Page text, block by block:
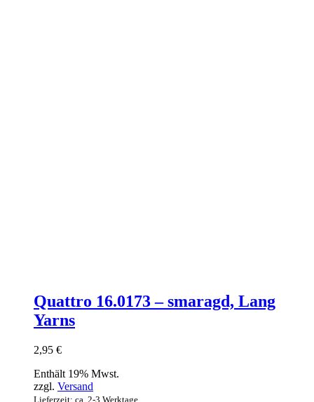
Quattro 16.0173 – smaragd, Lang
Yarns
2,95 €
Enthält 19% Mwst.
zzgl. Versand
Lieferzeit: ca. 2-3 Werktage